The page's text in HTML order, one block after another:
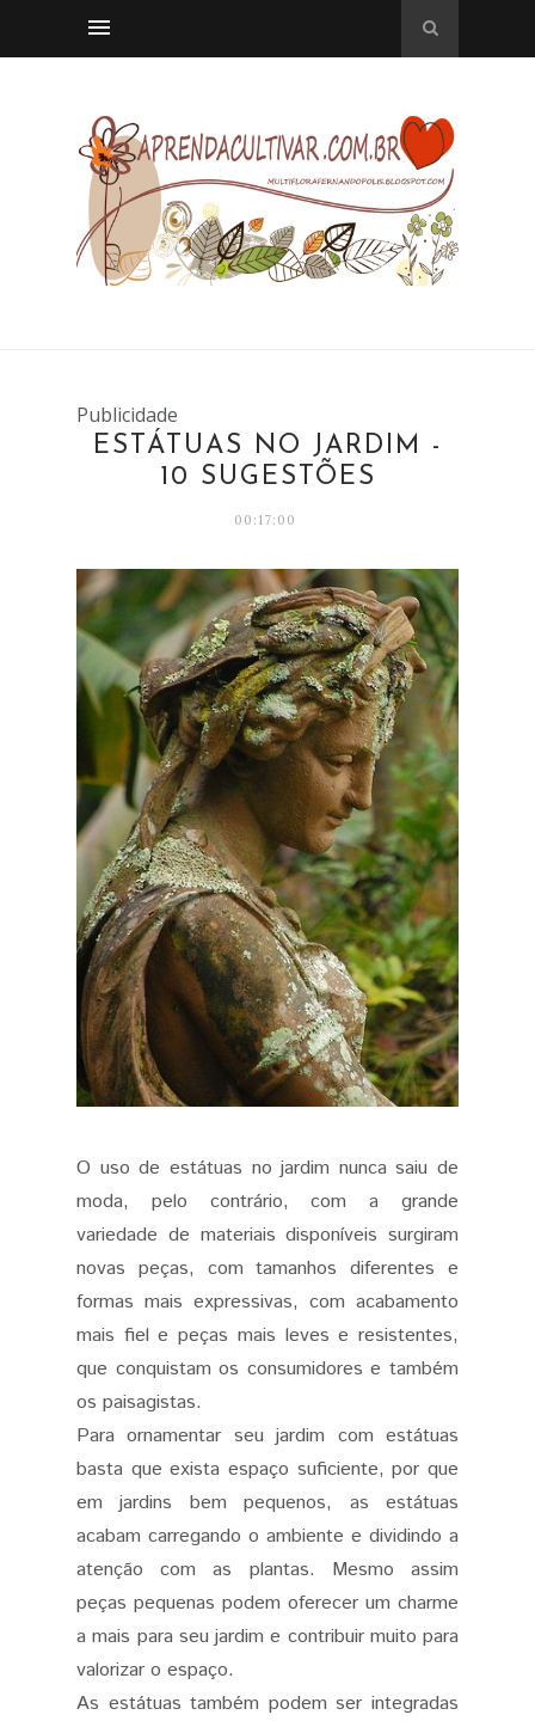
Publicidade
ESTÁTUAS NO JARDIM -
10 SUGESTÕES
00:17:00
O uso de estátuas no jardim nunca saiu de
moda, pelo contrário, com a grande
variedade de materiais disponíveis surgiram
novas peças, com tamanhos diferentes e
formas mais expressivas, com acabamento
mais fiel e peças mais leves e resistentes,
que conquistam os consumidores e também
os paisagistas.
Para ornamentar seu jardim com estátuas
basta que exista espaço suficiente, por que
em jardins bem pequenos, as estátuas
acabam carregando o ambiente e dividindo a
atenção com as plantas. Mesmo assim
peças pequenas podem oferecer um charme
a mais para seu jardim e contribuir muito para
valorizar o espaço.
As estátuas também podem ser integradas